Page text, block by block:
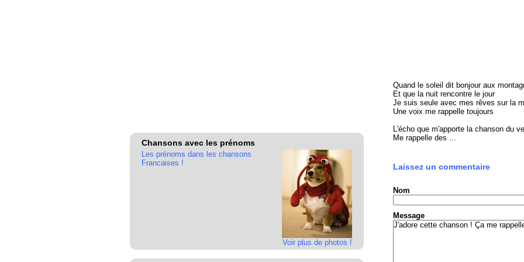
Chansons avec les prénoms
Voir plus de photos !
Les prénoms dans les chansons
Francaises !
Quand le soleil dit bonjour aux
Et que la nuit rencontre le jour
Je suis seule avec mes rêves sur la
Une voix me rappelle toujours
L'écho que m'apporte la chanson du
Me rappelle des ...
Laissez un commentaire
Nom
Message